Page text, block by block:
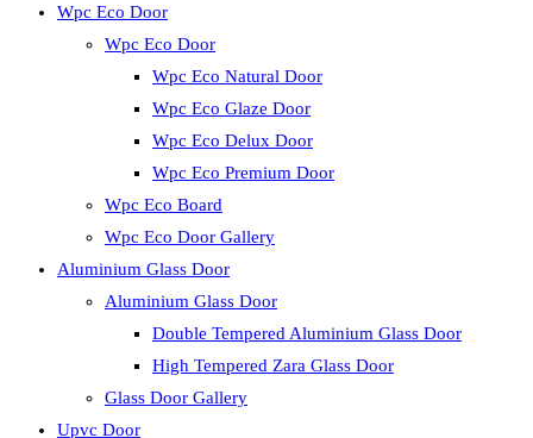
Wpc Eco Door
Wpc Eco Door
Wpc Eco Natural Door
Wpc Eco Glaze Door
Wpc Eco Delux Door
Wpc Eco Premium Door
Wpc Eco Board
Wpc Eco Door Gallery
Aluminium Glass Door
Aluminium Glass Door
Double Tempered Aluminium Glass Door
High Tempered Zara Glass Door
Glass Door Gallery
Upvc Door